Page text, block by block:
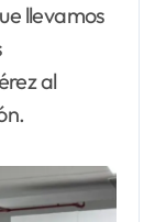
llevamos
al